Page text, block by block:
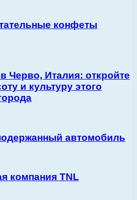
конфеты
Черво, Италия: откройте
и культуру этого
автомобиль
компания TNL